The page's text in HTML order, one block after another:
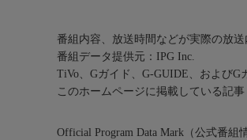
番組内容、放送時間などが実際の放
番組データ提供元：IPG Inc.
TiVo、Gガイド、G-GUIDE、およびG
このホームページに掲載している記
Official Program Data Mark（公式番組